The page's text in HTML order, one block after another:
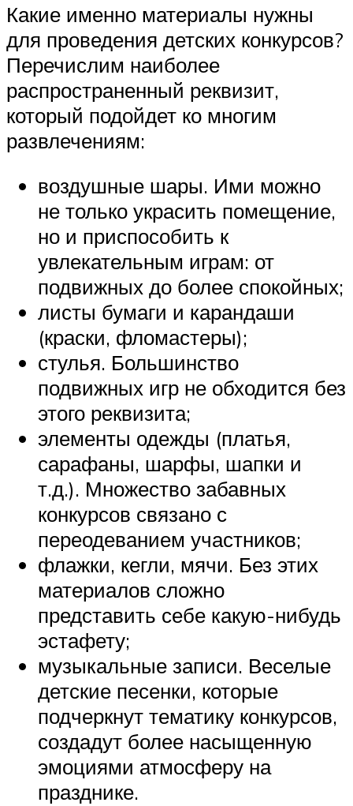
Какие именно материалы нужны
для проведения детских конкурсов?
Перечислим наиболее
распространенный реквизит,
который подойдет ко многим
развлечениям:
воздушные шары. Ими можно
не только украсить помещение,
но и приспособить к
увлекательным играм: от
подвижных до более спокойных;
листы бумаги и карандаши
(краски, фломастеры);
стулья. Большинство
подвижных игр не обходится без
этого реквизита;
элементы одежды (платья,
сарафаны, шарфы, шапки и
т.д.). Множество забавных
конкурсов связано с
переодеванием участников;
флажки, кегли, мячи. Без этих
материалов сложно
представить себе какую-нибудь
эстафету;
музыкальные записи. Веселые
детские песенки, которые
подчеркнут тематику конкурсов,
создадут более насыщенную
эмоциями атмосферу на
празднике.